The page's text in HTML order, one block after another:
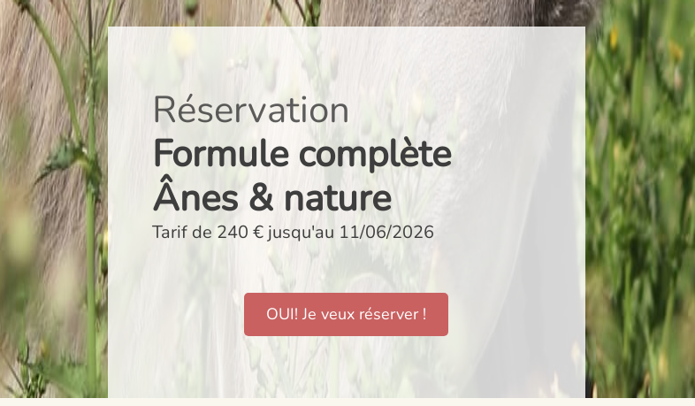
Réservation
Formule complète
Ânes & nature
Tarif de 240 € jusqu'au 11/06/2026
OUI! Je veux réserver !